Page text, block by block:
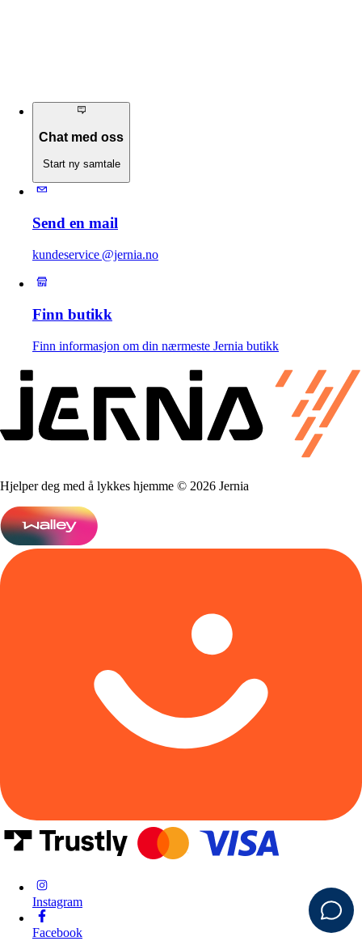
Chat med oss
Start ny samtale
Send en mail
kundeservice @jernia.no
Finn butikk
Finn informasjon om din nærmeste Jernia butikk
Hjelper deg med å lykkes hjemme © 2026 Jernia
Instagram
Facebook